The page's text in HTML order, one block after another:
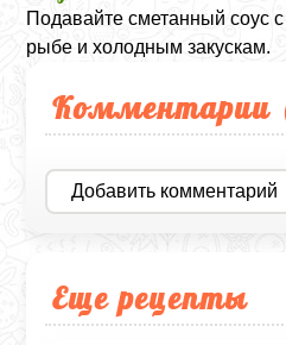
Подавайте сметанный соус
рыбе и холодным закускам.
Комментарии
Добавить комментарий
Еще рецепты